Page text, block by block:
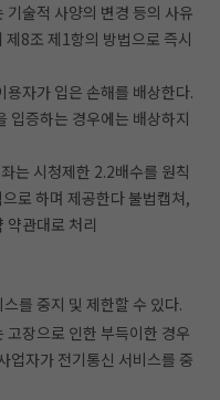
술적 사양의 변경 등의 사유
8조 제1항의 방법으로 즉시
자가 입은 손해를 배상한다.
입증하는 경우에는 배상하지
는 시청제한 2.2배수를 원칙
로 하며 제공한다 불법캡쳐,
약관대로 처리
를 중지 및 제한할 수 있다.
장으로 인한 부득이한 경우
업자가 전기통신 서비스를 중